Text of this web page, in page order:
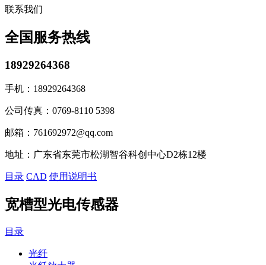
联系我们
全国服务热线
18929264368
手机： 18929264368
公司传真： 0769-8110 5398
邮箱： 761692972@qq.com
地址： 广东省东莞市松湖智谷科创中心D2栋12楼
目录 CAD 使用说明书
宽槽型光电传感器
目录
光纤